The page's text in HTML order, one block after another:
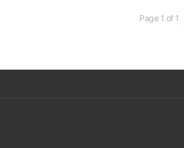
운영이 표준이 되고 있는 세상에 신속히 적응해
다.이번 내용은 ‘2020년 디지털 문서 프로세스:
Page 1 of 1